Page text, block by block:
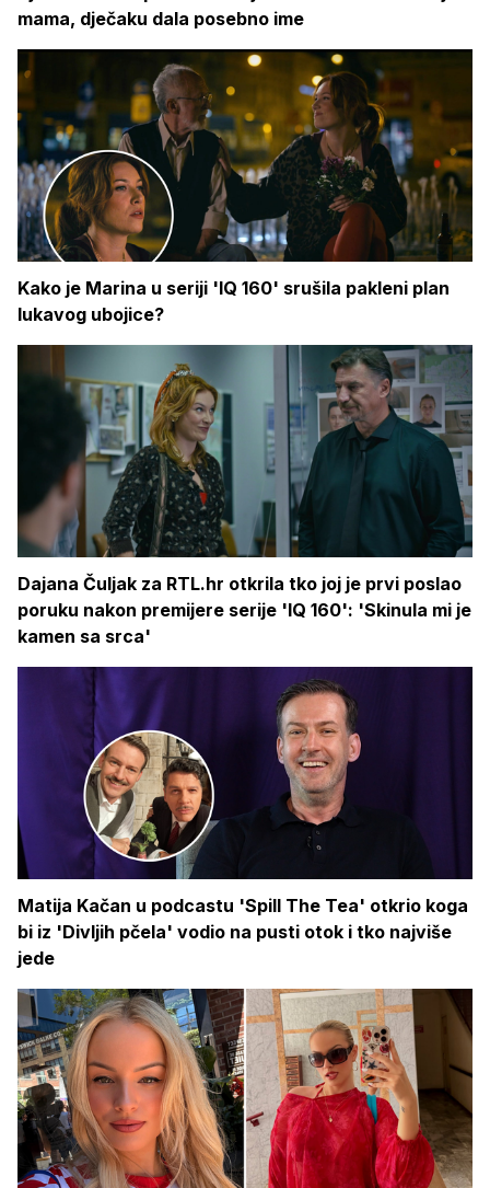
mama, dječaku dala posebno ime
Kako je Marina u seriji 'IQ 160' srušila pakleni plan
lukavog ubojice?
Dajana Čuljak za RTL.hr otkrila tko joj je prvi poslao
poruku nakon premijere serije 'IQ 160': 'Skinula mi je
kamen sa srca'
Matija Kačan u podcastu 'Spill The Tea' otkrio koga
bi iz 'Divljih pčela' vodio na pusti otok i tko najviše
jede